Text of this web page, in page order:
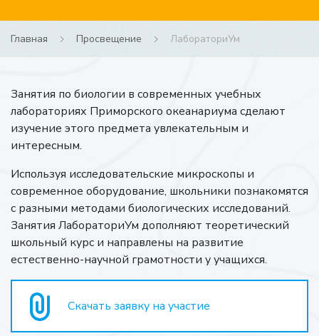
Главная Просвещение ЛабораториУм
Занятия по биологии в современных учебных
лабораториях Приморского океанариума сделают
изучение этого предмета увлекательным и
интересным.
Используя исследовательские микроскопы и
современное оборудование, школьники познакомятся
с разными методами биологических исследований.
Занятия ЛабораториУм дополняют теоретический
школьный курс и направлены на развитие
естественно-научной грамотности у учащихся.
Скачать заявку на участие